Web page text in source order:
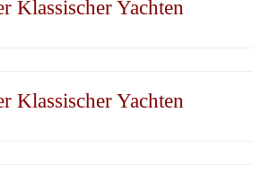
Klassischer Yachten
Klassischer Yachten